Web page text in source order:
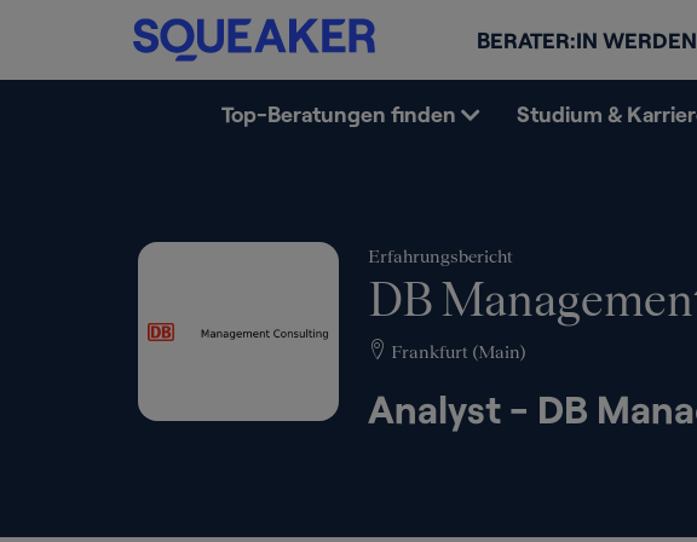
BERATER:IN WERDEN
Top-Beratungen finden Studium &
Erfahrungsbericht
DB
Frankfurt (Main)
Analyst - DB